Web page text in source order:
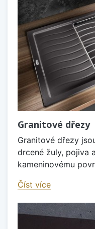
Granitové dřezy
Granitové dřezy
drcené žuly, pojiva
kameninovému
Číst více